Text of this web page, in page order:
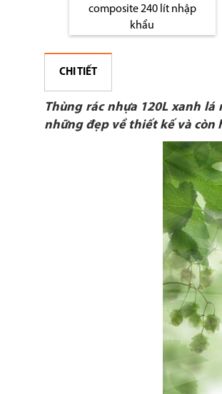
composite 240 lít nhập
khẩu
CHI TIẾT
Thùng rác nhựa 120L xanh
những đẹp về thiết kế và còn